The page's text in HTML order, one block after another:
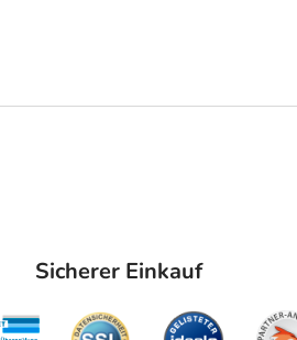
Sicherer Einkauf